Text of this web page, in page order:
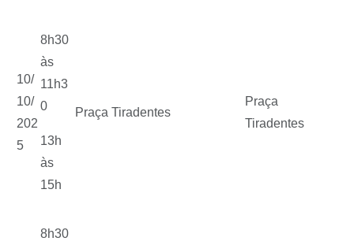
10/
10/
202
5
8h30
às
11h3
0
13h
às
15h
Praça Tiradentes
Praça
Tiradentes
8h30